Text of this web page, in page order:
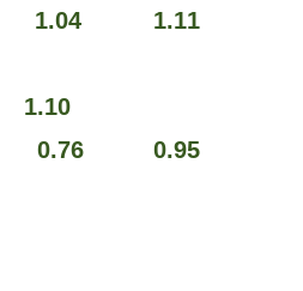
1.11
1.10
0.95